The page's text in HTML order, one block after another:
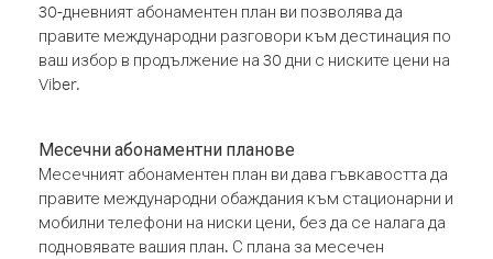
30-дневният абонаментен план ви позволява да
правите международни разговори към дестинация по
ваш избор в продължение на 30 дни с ниските цени на
Viber.
Месечни абонаментни планове
Месечният абонаментен план ви дава гъвкавостта да
правите международни обаждания към стационарни и
мобилни телефони на ниски цени, без да се налага да
подновявате вашия план. С плана за месечен